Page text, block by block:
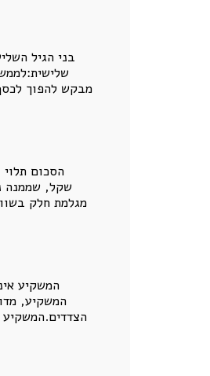
בני הגיל
המשקיע
המשקיע,
הצדדים.המשקיע